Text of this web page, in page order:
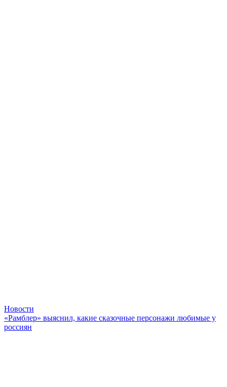
Новости
«Рамблер» выяснил, какие сказочные персонажи любимые у
россиян